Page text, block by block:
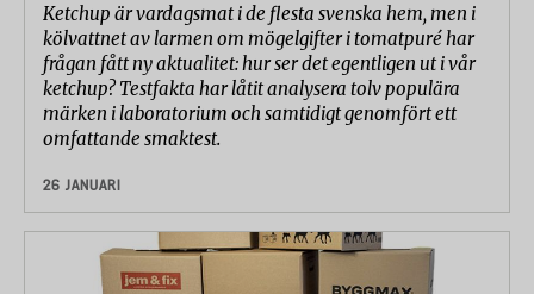
Ketchup är vardagsmat i de flesta svenska hem, men i
kölvattnet av larmen om mögelgifter i tomatpuré har
frågan fått ny aktualitet: hur ser det egentligen ut i vår
ketchup? Testfakta har låtit analysera tolv populära
märken i laboratorium och samtidigt genomfört ett
omfattande smaktest.
26 JANUARI